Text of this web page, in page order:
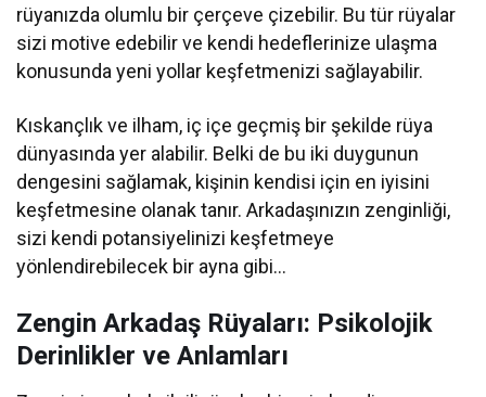
rüyanızda olumlu bir çerçeve çizebilir. Bu tür rüyalar
sizi motive edebilir ve kendi hedeflerinize ulaşma
konusunda yeni yollar keşfetmenizi sağlayabilir.
Kıskançlık ve ilham, iç içe geçmiş bir şekilde rüya
dünyasında yer alabilir. Belki de bu iki duygunun
dengesini sağlamak, kişinin kendisi için en iyisini
keşfetmesine olanak tanır. Arkadaşınızın zenginliği,
sizi kendi potansiyelinizi keşfetmeye
yönlendirebilecek bir ayna gibi…
Zengin Arkadaş Rüyaları: Psikolojik
Derinlikler ve Anlamları